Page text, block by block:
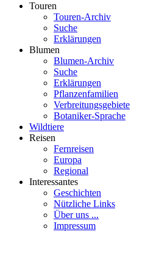
Touren
Touren-Archiv
Suche
Erklärungen
Blumen
Blumen-Archiv
Suche
Erklärungen
Pflanzenfamilien
Verbreitungsgebiete
Botaniker-Sprache
Wildtiere
Reisen
Fernreisen
Europa
Regional
Interessantes
Geschichten
Nützliche Links
Über uns ...
Impressum